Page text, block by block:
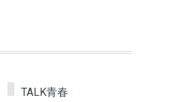
TALK青春